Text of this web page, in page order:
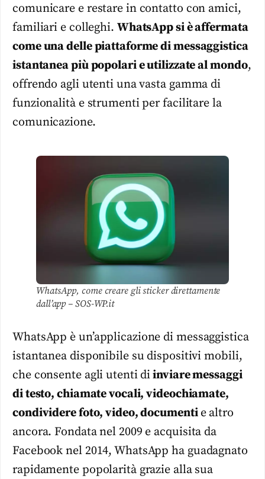
comunicare e restare in contatto con amici,
familiari e colleghi. WhatsApp si è affermata
come una delle piattaforme di messaggistica
istantanea più popolari e utilizzate al mondo,
offrendo agli utenti una vasta gamma di
funzionalità e strumenti per facilitare la
comunicazione.
WhatsApp, come creare gli sticker direttamente
dall’app – SOS-WP.it
WhatsApp è un’applicazione di messaggistica
istantanea disponibile su dispositivi mobili,
che consente agli utenti diinviare messaggi
di testo, chiamate vocali, videochiamate,
condividere foto, video, documenti e altro
ancora. Fondata nel 2009 e acquisita da
Facebook nel 2014, WhatsApp ha guadagnato
rapidamente popolarità grazie alla sua